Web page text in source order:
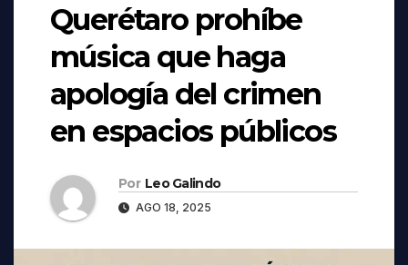
Querétaro prohíbe
música que haga
apología del crimen
en espacios públicos
Por Leo Galindo
AGO 18, 2025